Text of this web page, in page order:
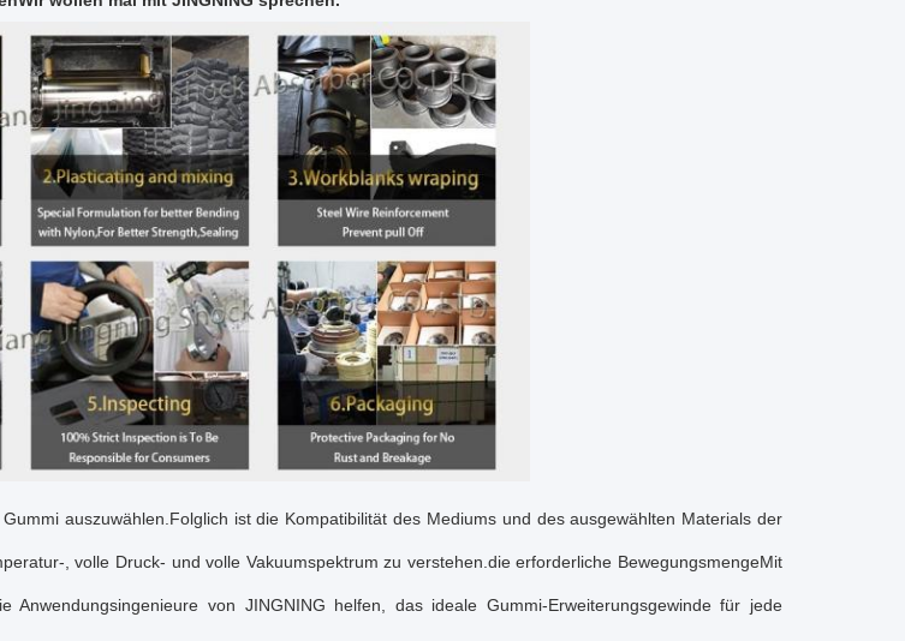
auszuwählen.Folglich ist die Kompatibilität des Mediums und des ausgewählten Materials der
, volle Druck- und volle Vakuumspektrum zu verstehen.die erforderliche BewegungsmengeMit
Anwendungsingenieure von JINGNING helfen, das ideale Gummi-Erweiterungsgewinde für jede